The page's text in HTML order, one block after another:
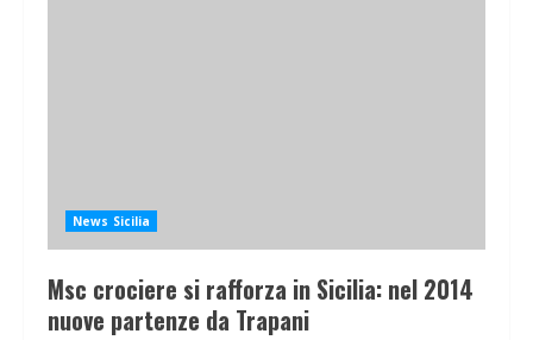
News Sicilia
Msc crociere si rafforza in Sicilia: nel 2014
nuove partenze da Trapani